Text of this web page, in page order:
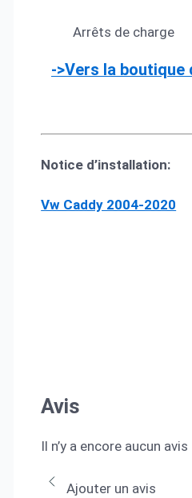
Arrêts de charge
->Vers la boutique
Notice d’installation:
Vw Caddy 2004-2020
Avis
Il n’y a encore aucun avis
Ajouter un avis